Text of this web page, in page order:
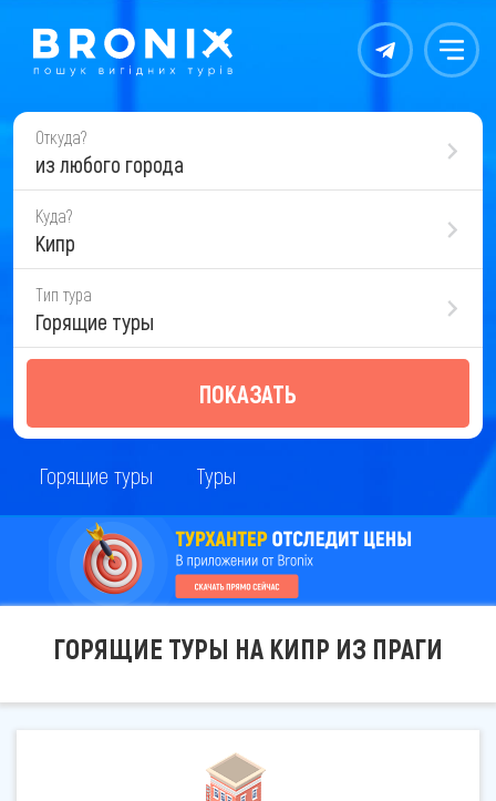
Контакты Меню
Откуда?
из любого города
Куда?
Кипр
Тип тура
Горящие туры
ПОКАЗАТЬ
Горящие туры Туры
ГОРЯЩИЕ ТУРЫ НА КИПР ИЗ ПРАГИ